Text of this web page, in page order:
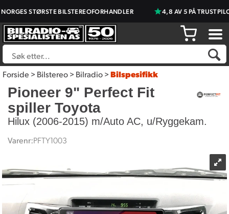
STØRSTE BILSTEREOFORHANDLER 4,8 AV 5 PÅ TRUSTPILOT
Forside>Bilstereo>Bilradio>Bilspesifikk
Pioneer 9" Perfect Fit
spiller Toyota
Hilux (2006-2015) m/Auto AC, u/Ryggekam.
Varenr:PFTY1003